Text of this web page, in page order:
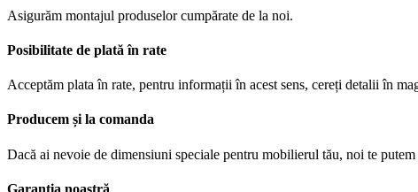
Asigurăm montajul produselor cumpărate de la noi.
Posibilitate de plată în rate
Acceptăm plata în rate, pentru informații în acest sens, cereți detalii în
Producem și la comanda
Dacă ai nevoie de dimensiuni speciale pentru mobilierul tău, noi te putem
Garanția noastră